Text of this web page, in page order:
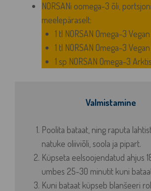
NORSANi oomega-3 õli,
meelepäraselt:
1 tl NORSAN Omega-3
1 tl NORSAN Omega-3
1 sp NORSAN Omega-3
Valmistamine
Poolita bataat, ning raputa
natuke oliiviõli, soola ja pipart.
Küpseta eelsoojendatud ahjus
umbes 25-30 minutit kuni
Kuni bataat küpseb blanšeeri